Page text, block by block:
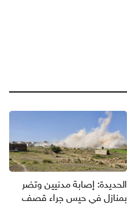
الحديدة: إصابة مدنيين وتضر
بمنازل في حيس جراء قصف